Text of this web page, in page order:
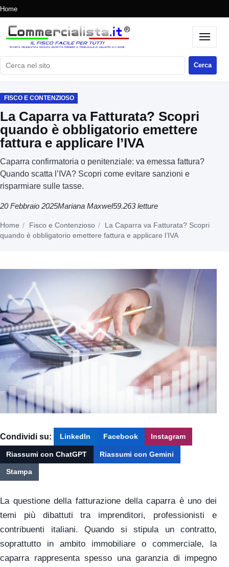
Home
Cerca nel sito Cerca
FISCO E CONTENZIOSO
La Caparra va Fatturata? Scopri
quando è obbligatorio emettere
fattura e applicare l’IVA
Caparra confirmatoria o penitenziale: va emessa fattura?
Quando scatta l’IVA? Scopri come evitare sanzioni e
risparmiare sulle tasse.
20 Febbraio 2025Mariana Maxwel59.263 letture
Home Fisco e Contenzioso
La Caparra va Fatturata? Scopri
quando è obbligatorio emettere fattura e applicare l’IVA
Condividi su: LinkedIn Facebook Instagram
Riassumi con ChatGPT Riassumi con Gemini
Stampa
La questione della fatturazione della caparra è uno dei
temi più dibattuti tra imprenditori, professionisti e
contribuenti italiani. Quando si stipula un contratto,
soprattutto in ambito immobiliare o commerciale, la
caparra rappresenta spesso una garanzia di impegno